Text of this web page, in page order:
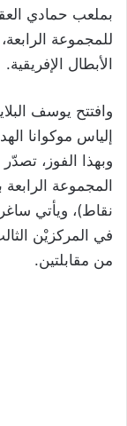
بملعب حمادي
للمجموعة
الأبطال الإفريقية.
إلياس موكوانا
وبهذا الفوز،
نقاط)، ويأتي
في المركزيْن
من مقابلتين.